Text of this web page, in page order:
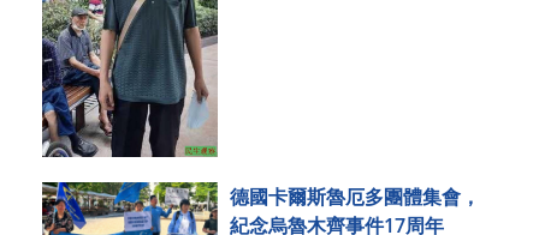
德國卡爾斯魯厄多團體集會，
紀念烏魯木齊事件17周年